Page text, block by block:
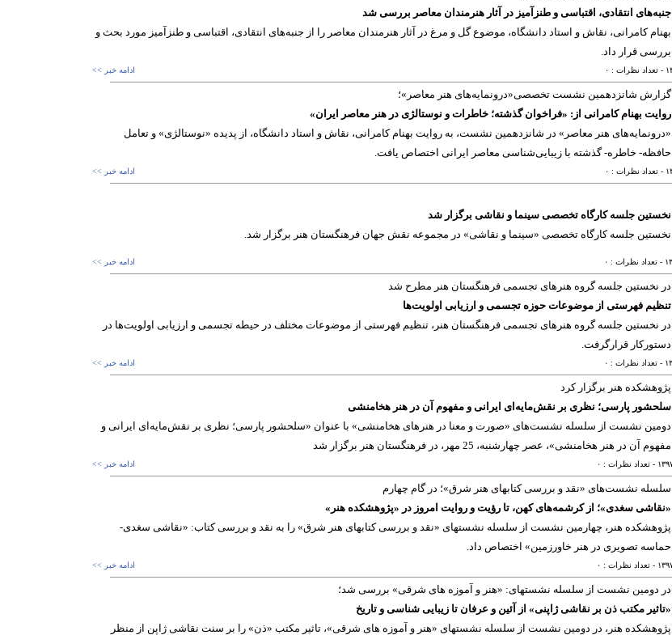
جنبه‌های انتقادی، اقتباسی و طنزآمیز در آثار هنرمندان معاصر بررسی شد
بهنام کامرانی، نقاش و استاد دانشگاه، موضوع گل و مرغ در آثار هنرمندان معاصر را از جنبه‌های انتقادی، اقتباسی و طنزآمیز مورد بحث و
بررسی قرار داد.
- تعداد نظرات : ٠ ادامه خبر >>
گزارش شانزدهمین نشست تخصصی«درونمایه‌های هنر معاصر»؛
روایت بهنام کامرانی از: «فراخوان گذشته؛ خاطرات و نوستالژی در هنر معاصر ایران»
«درونمایه‌های هنر معاصر» در شانزدهمین نشست، به روایت بهنام کامرانی، نقاش و استاد دانشگاه، از پدیده «نوستالژی» و تعامل
حافظه- خاطره- گذشته با زیبایی‌شناسی معاصر ایرانی اختصاص یافت.
- تعداد نظرات : ٠ ادامه خبر >>
نخستین جلسه کارگاه تخصصی سینما و نقاشی برگزار شد
نخستین جلسه کارگاه تخصصی «سینما و نقاشی» در مجموعه نقش جهان فرهنگستان هنر برگزار شد.
- تعداد نظرات : ٠ ادامه خبر >>
در نخستین جلسه گروه هنرهای تجسمی فرهنگستان هنر مطرح شد
تنظیم فهرستی از موضوعات حوزه تجسمی و ارزیابی اولویت‌ها
در نخستین جلسه گروه هنرهای تجسمی فرهنگستان هنر، تنظیم فهرستی از موضوعات مختلف در حیطه تجسمی و ارزیابی اولویت‌ها در
دستورکار قرارگرفت.
- تعداد نظرات : ٠ ادامه خبر >>
پژوهشکده هنر برگزار کرد
سلحشور پارسی؛ نظری بر نقش‌مایه‌ای ایرانی و مفهوم آن در هنر هخامنشی
دومین نشست از سلسله نشست‌های «صورت و معنا در هنرهای هخامنشی» با عنوان «سلحشور پارسی؛ نظری بر نقش‌مایه‌ای ایرانی و
مفهوم آن در هنر هخامنشی»، عصر چهارشنبه، 25 مهر، در فرهنگستان هنر برگزار شد
- تعداد نظرات : ٠ ادامه خبر >>
سلسله نشست‌های «نقد و بررسی کتابهای هنر شرق»؛ در گام چهارم
«نقاشی سغدی»؛ از کرشمه‌های کهن، تا رؤیت و روایت امروز در «پژوهشکده هنر»
پژوهشکده هنر، چهارمین نشست از سلسله نشستهای «نقد و بررسی کتابهای هنر شرق» را به نقد و بررسی کتاب: «نقاشی سغدی-
حماسه تصویری در هنر خاورزمین» اختصاص داد.
- تعداد نظرات : ٠ ادامه خبر >>
در دومین نشست از سلسله نشستهای: «هنر و آموزه های شرقی» بررسی شد؛
«تاثیر مکتب ذن بر نقاشی ژاپنی» از آئین و عرفان تا زیبایی شناسی و تاریخ
پژوهشکده هنر، در دومین نشست از سلسله نشستهای «هنر و آموزه های شرقی»، تاثیر مکتب «ذن» را بر سنت نقاشی ژاپن از منظر